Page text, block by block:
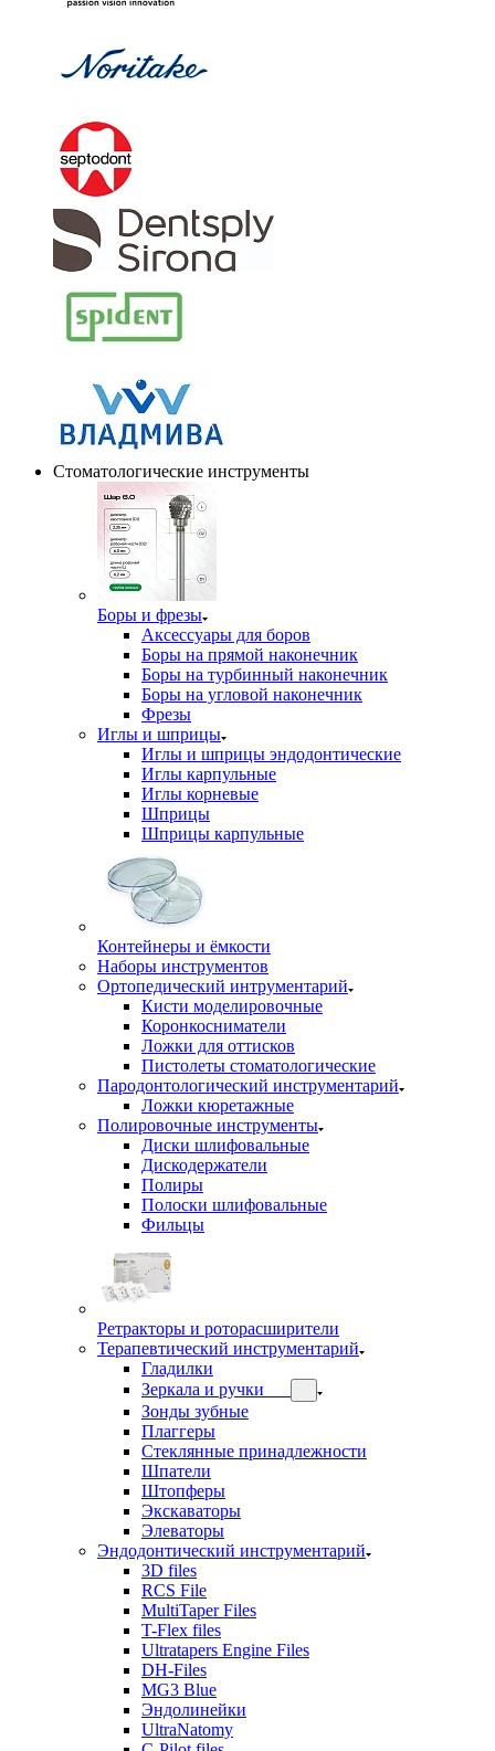
Стоматологические инструменты
Боры и фрезы
Аксессуары для боров
Боры на прямой наконечник
Боры на турбинный наконечник
Боры на угловой наконечник
Фрезы
Иглы и шприцы
Иглы и шприцы эндодонтические
Иглы карпульные
Иглы корневые
Шприцы
Шприцы карпульные
Контейнеры и ёмкости
Наборы инструментов
Ортопедический интрументарий
Кисти моделировочные
Коронкосниматели
Ложки для оттисков
Пистолеты стоматологические
Пародонтологический инструментарий
Ложки кюретажные
Полировочные инструменты
Диски шлифовальные
Дискодержатели
Полиры
Полоски шлифовальные
Фильцы
Ретракторы и роторасширители
Терапевтический инструментарий
Гладилки
Зеркала и ручки
Зонды зубные
Плаггеры
Стеклянные принадлежности
Шпатели
Штопферы
Экскаваторы
Элеваторы
Эндодонтический инструментарий
3D files
RCS File
MultiTaper Files
T-Flex files
Ultratapers Engine Files
DH-Files
MG3 Blue
Эндолинейки
UltraNatomy